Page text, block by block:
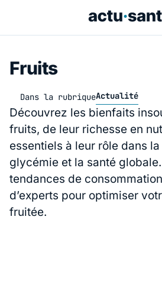
Fruits
Dans la rubriqueActualité
Découvrez les bienfaits
fruits, de leur richesse en
essentiels à leur rôle dans
glycémie et la santé
tendances de
d’experts pour optimiser
fruitée.